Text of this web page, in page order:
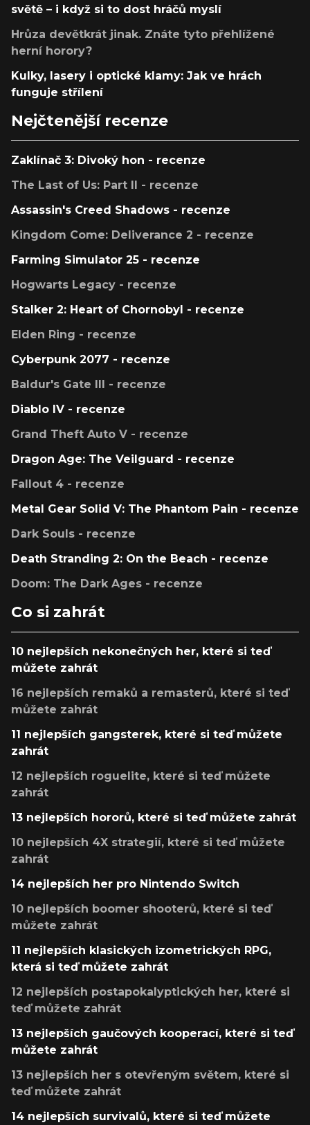
světě – i když si to dost hráčů myslí
Hrůza devětkrát jinak. Znáte tyto přehlížené
herní horory?
Kulky, lasery i optické klamy: Jak ve hrách
funguje střílení
Nejčtenější recenze
Zaklínač 3: Divoký hon - recenze
The Last of Us: Part II - recenze
Assassin's Creed Shadows - recenze
Kingdom Come: Deliverance 2 - recenze
Farming Simulator 25 - recenze
Hogwarts Legacy - recenze
Stalker 2: Heart of Chornobyl - recenze
Elden Ring - recenze
Cyberpunk 2077 - recenze
Baldur's Gate III - recenze
Diablo IV - recenze
Grand Theft Auto V - recenze
Dragon Age: The Veilguard - recenze
Fallout 4 - recenze
Metal Gear Solid V: The Phantom Pain - recenze
Dark Souls - recenze
Death Stranding 2: On the Beach - recenze
Doom: The Dark Ages - recenze
Co si zahrát
10 nejlepších nekonečných her, které si teď
můžete zahrát
16 nejlepších remaků a remasterů, které si teď
můžete zahrát
11 nejlepších gangsterek, které si teď můžete
zahrát
12 nejlepších roguelite, které si teď můžete
zahrát
13 nejlepších hororů, které si teď můžete zahrát
10 nejlepších 4X strategií, které si teď můžete
zahrát
14 nejlepších her pro Nintendo Switch
10 nejlepších boomer shooterů, které si teď
můžete zahrát
11 nejlepších klasických izometrických RPG,
která si teď můžete zahrát
12 nejlepších postapokalyptických her, které si
teď můžete zahrát
13 nejlepších gaučových kooperací, které si teď
můžete zahrát
13 nejlepších her s otevřeným světem, které si
teď můžete zahrát
14 nejlepších survivalů, které si teď můžete